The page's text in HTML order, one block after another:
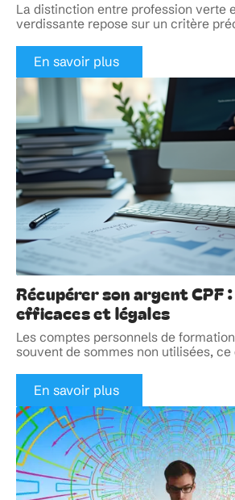
La distinction entre profession verte
verdissante repose sur un critère
En savoir plus
Récupérer son argent CPF
efficaces et légales
Les comptes personnels de
souvent de sommes non utilisées, ce
En savoir plus